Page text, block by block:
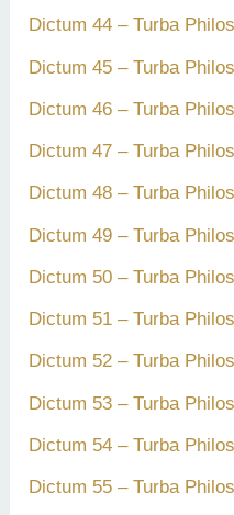
Dictum 44 – Turba
Dictum 45 – Turba
Dictum 46 – Turba
Dictum 47 – Turba
Dictum 48 – Turba
Dictum 49 – Turba
Dictum 50 – Turba
Dictum 51 – Turba
Dictum 52 – Turba
Dictum 53 – Turba
Dictum 54 – Turba
Dictum 55 – Turba